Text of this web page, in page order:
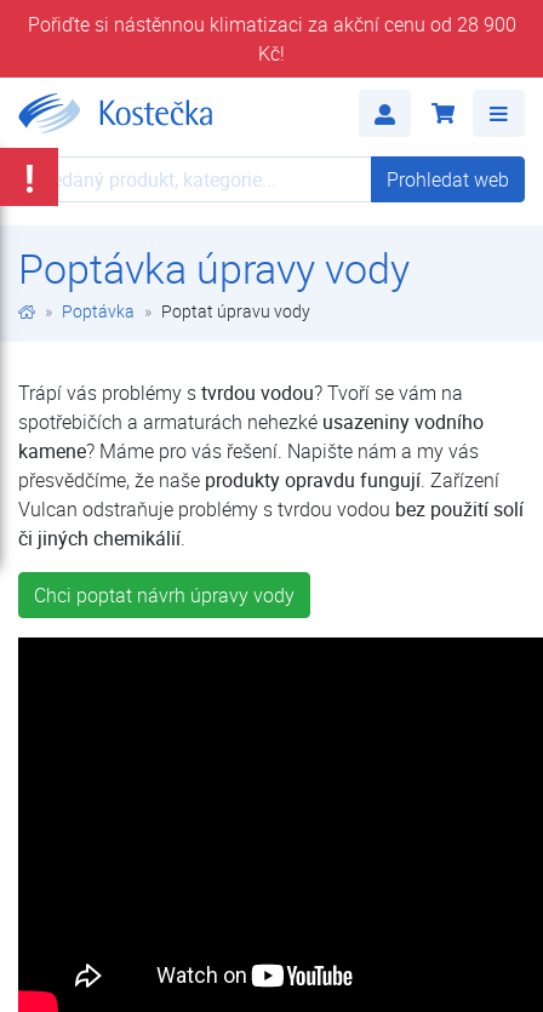
Pořiďte si nástěnnou klimatizaci za akční cenu od 28 900
Kč!
Prohledat web Prohledat web
Poptávka úpravy vody
Poptávka Poptat úpravu vody
Trápí vás problémy stvrdou vodou? Tvoří se vám na
spotřebičích a armaturách nehezké usazeniny vodního
kamene? Máme pro vás řešení. Napište nám a my vás
přesvědčíme, že naše produkty opravdu fungují. Zařízení
Vulcan odstraňuje problémy s tvrdou vodou bez použití solí
či jiných chemikálií.
Chci poptat návrh úpravy vody
!